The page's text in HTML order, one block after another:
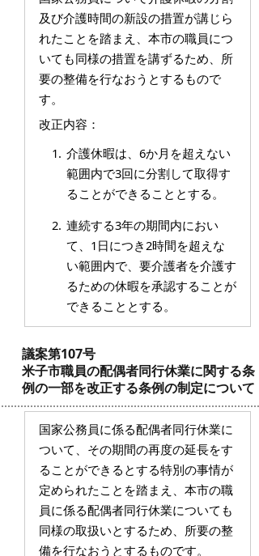
及び介護時間の新設の措置が講じら
れたことを踏まえ、本市の職員につ
いても同様の措置を講ずるため、所
要の整備を行なおうとするもので
す。
改正内容：
介護休暇は、6か月を超えない
範囲内で3回に分割して取得す
ることができることとする。
連続する3年の期間内におい
て、1日につき2時間を超えな
い範囲内で、要介護者を介護す
るための休暇を承認することが
できることとする。
議案第107号
米子市職員の配偶者同行休業に関する条
例の一部を改正する条例の制定について
国家公務員に係る配偶者同行休業に
ついて、その期間の再度の延長をす
ることができるとする特別の事情が
定められたことを踏まえ、本市の職
員に係る配偶者同行休業についても
同様の取扱いとするため、所要の整
備を行なおうとするものです。